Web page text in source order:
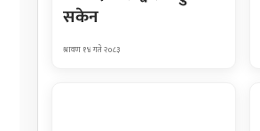
सकेन
श्रावण १४ गते २०८३